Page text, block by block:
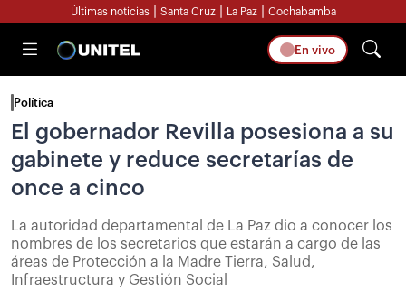
Últimas noticias Santa Cruz La Paz Cochabamba
En vivo
Política
El gobernador Revilla posesiona a su
gabinete y reduce secretarías de
once a cinco
La autoridad departamental de La Paz dio a conocer los
nombres de los secretarios que estarán a cargo de las
áreas de Protección a la Madre Tierra, Salud,
Infraestructura y Gestión Social